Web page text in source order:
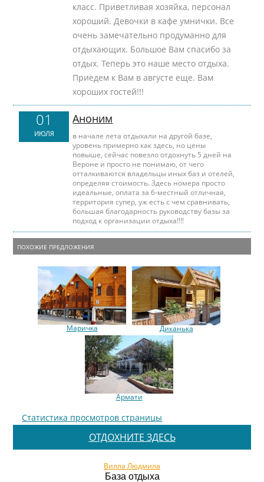
класс. Приветливая хозяйка, персонал
хороший. Девочки в кафе умнички. Все
очень замечательно продуманно для
отдыхающих. Большое Вам спасибо за
отдых. Теперь это наше место отдыха.
Приедем к Вам в августе еще. Вам
хороших гостей!!!
01
ИЮЛЯ
Аноним
в начале лета отдыхали на другой базе,
уровень примерно как здесь, но цены
повыше, сейчас повезло отдохнуть 5 дней на
Вероне и просто не понимаю, от чего
отталкиваются владельцы иных баз и отелей,
определяя стоимость. Здесь номера просто
идеальные, оплата за 6-местный отличная,
территория супер, уж есть с чем сравнивать,
большая благодарность руководству базы за
подход к организации отдыха!!!!
ПОХОЖИЕ ПРЕДЛОЖЕНИЯ
Маричка Диканька
Армати
Статистика просмотров страницы
ОТДОХНИТЕ ЗДЕСЬ
Вилла Людмила
База отдыха